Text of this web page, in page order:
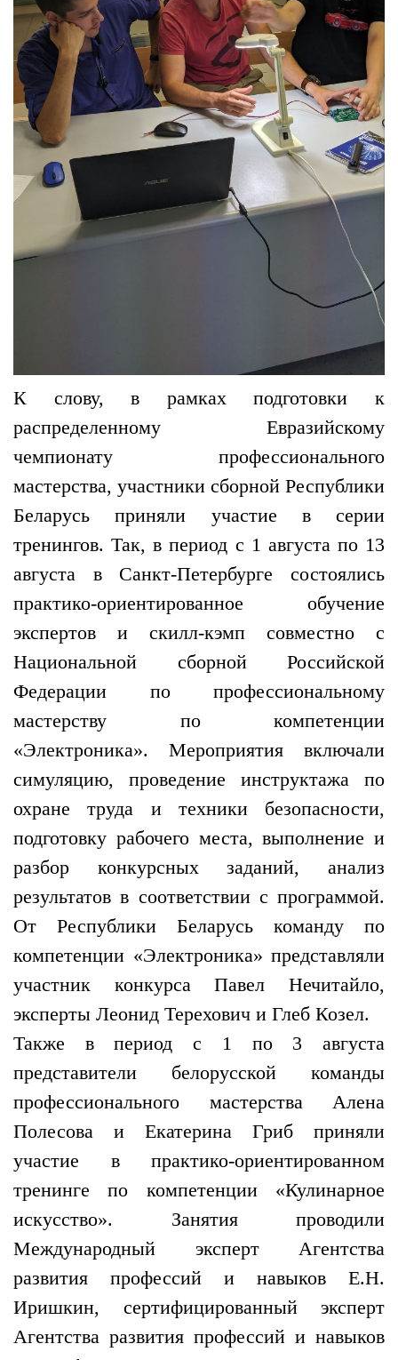
К слову, в рамках подготовки к
распределенному Евразийскому
чемпионату профессионального
мастерства, участники сборной Республики
Беларусь приняли участие в серии
тренингов. Так, в период с 1 августа по 13
августа в Санкт-Петербурге состоялись
практико-ориентированное обучение
экспертов и скилл-кэмп совместно с
Национальной сборной Российской
Федерации по профессиональному
мастерству по компетенции
«Электроника». Мероприятия включали
симуляцию, проведение инструктажа по
охране труда и техники безопасности,
подготовку рабочего места, выполнение и
разбор конкурсных заданий, анализ
результатов в соответствии с программой.
От Республики Беларусь команду по
компетенции «Электроника» представляли
участник конкурса Павел Нечитайло,
эксперты Леонид Терехович и Глеб Козел.
Также в период с 1 по 3 августа
представители белорусской команды
профессионального мастерства Алена
Полесова и Екатерина Гриб приняли
участие в практико-ориентированном
тренинге по компетенции «Кулинарное
искусство». Занятия проводили
Международный эксперт Агентства
развития профессий и навыков Е.Н.
Иришкин, сертифицированный эксперт
Агентства развития профессий и навыков